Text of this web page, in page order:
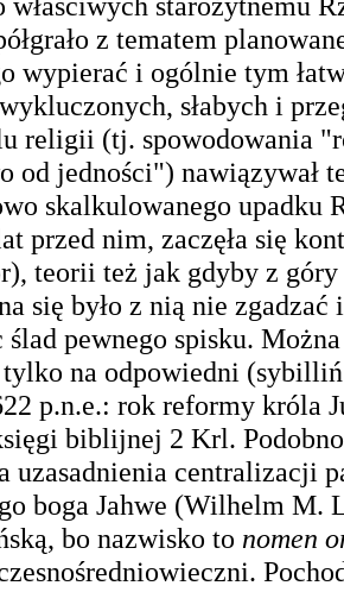
z tematem
wypierać i ogólnie tym
słabych i
religii (tj. spowodowania
od jedności") nawiązywał
skalkulowanego upadku
przed nim, zaczęła się
teorii też jak gdyby z
się było z nią nie
pewnego spisku.
tylko na odpowiedni
p.n.e.: rok reformy króla
biblijnej 2 Krl.
uzasadnienia centralizacji
boga Jahwe (Wilhelm M.
bo nazwisko to nomen